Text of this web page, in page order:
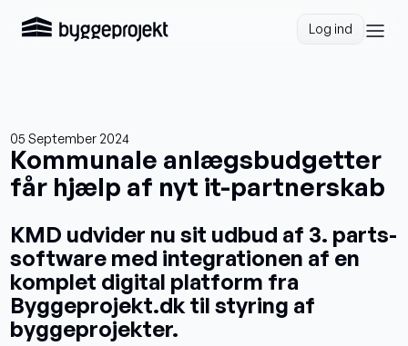
Log ind
05 September 2024
Kommunale anlægsbudgetter
får hjælp af nyt it-partnerskab
KMD udvider nu sit udbud af 3. parts-
software med integrationen af en
komplet digital platform fra
Byggeprojekt.dk til styring af
byggeprojekter.